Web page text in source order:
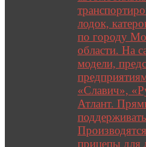
лодок,
по городу
области. На
модели,
«Славич»,
Атлант.
прицепы для